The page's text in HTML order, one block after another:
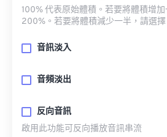
100% 代表原始體積。若要將體積增
200%。若要將體積減少一半，請選擇
音訊淡入
音頻淡出
反向音訊
啟用此功能可反向播放音訊串流